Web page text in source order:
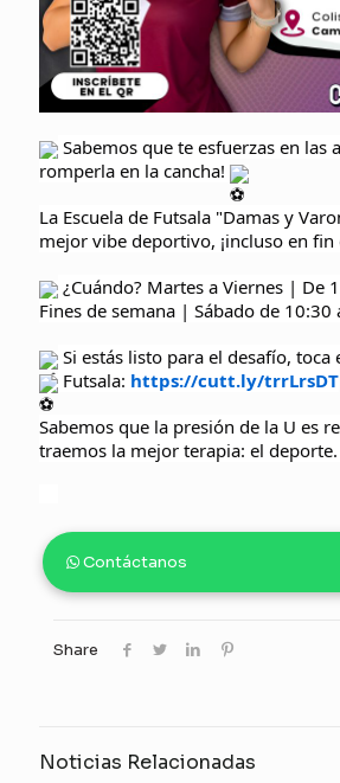
Sabemos que te esfuerzas en las
romperla en la cancha!
La Escuela de Futsala "Damas y
mejor vibe deportivo, ¡incluso en fin
¿Cuándo? Martes a Viernes | De
Fines de semana | Sábado de 10:30
Si estás listo para el desafío, toca
Futsala: https://cutt.ly/trrLrsDT
Sabemos que la presión de la U es
traemos la mejor terapia: el deporte.
Contáctanos
Share
Noticias Relacionadas